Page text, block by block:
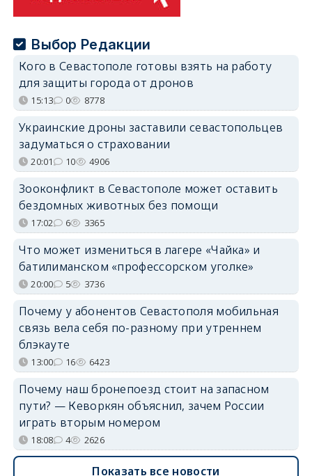
Выбор Редакции
Кого в Севастополе готовы взять на работу
для защиты города от дронов
15:13 0 8778
Украинские дроны заставили севастопольцев
задуматься о страховании
20:01 10 4906
Зооконфликт в Севастополе может оставить
бездомных животных без помощи
17:02 6 3365
Что может измениться в лагере «Чайка» и
батилиманском «профессорском уголке»
20:00 5 3736
Почему у абонентов Севастополя мобильная
связь вела себя по-разному при утреннем
блэкауте
13:00 16 6423
Почему наш бронепоезд стоит на запасном
пути? — Кеворкян объяснил, зачем России
играть вторым номером
18:08 4 2626
Показать все новости